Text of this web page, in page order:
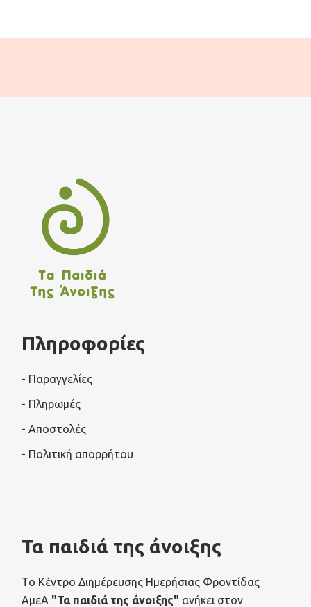
Πληροφορίες
- Παραγγελίες
- Πληρωμές
- Αποστολές
- Πολιτική απορρήτου
Τα παιδιά της άνοιξης
Το Κέντρο Διημέρευσης Ημερήσιας Φροντίδας
ΑμεΑ "Τα παιδιά της άνοιξης" ανήκει στον